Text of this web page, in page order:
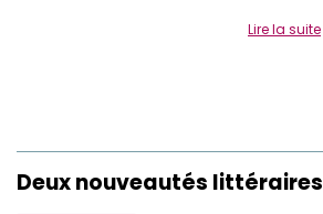
Lire la suite
Deux nouveautés littéraires